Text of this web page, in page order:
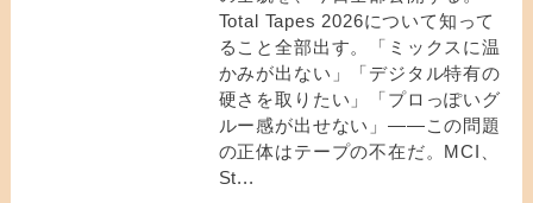
Total Tapes 2026について知って
ること全部出す。「ミックスに温
かみが出ない」「デジタル特有の
硬さを取りたい」「プロっぽいグ
ルー感が出せない」——この問題
の正体はテープの不在だ。MCI、
St...